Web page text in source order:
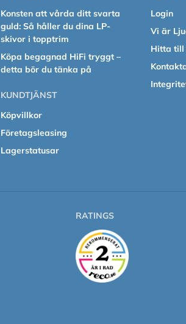
Konsten att vårda ditt svarta
guld: Så håller du dina LP-
skivor i topptrim
Köpa begagnad HiFi tryggt –
detta bör du tänka på
KUNDTJÄNST
Köpvillkor
Företagsleasing
Lagerstatusar
Login
Vi är
Hitta till
RATINGS